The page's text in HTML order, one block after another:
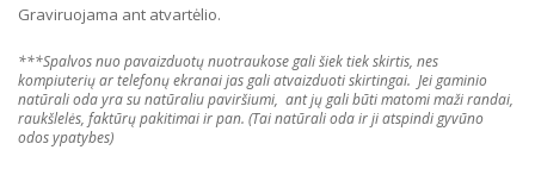
Graviruojama ant atvartėlio.
***Spalvos nuo pavaizduotų nuotraukose gali šiek tiek skirtis, nes
kompiuterių ar telefonų ekranai jas gali atvaizduoti skirtingai. Jei gaminio
natūrali oda yra su natūraliu paviršiumi, ant jų gali būti matomi maži randai,
raukšlelės, faktūrų pakitimai ir pan. (Tai natūrali oda ir ji atspindi gyvūno
odos ypatybes)